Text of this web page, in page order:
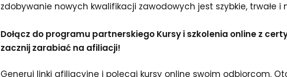
zdobywanie nowych kwalifikacji zawodowych jest szybkie, trwałe i
Dołącz do programu partnerskiego Kursy i szkolenia online z
zacznij zarabiać na afiliacji!
Generuj linki afiliacyjne i polecaj kursy online swoim odbiorcom.